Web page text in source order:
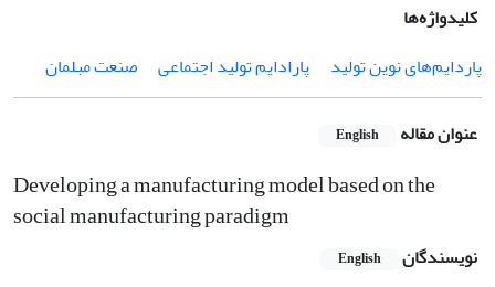
کلیدواژه‌ها
پاردایم‌های نوین تولید
پارادایم تولید اجتماعی صنعت مبلمان
عنوان مقاله English
Developing a manufacturing model based on the
social manufacturing paradigm
نویسندگان English